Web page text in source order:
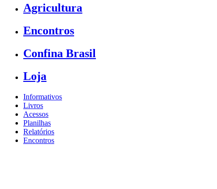
Agricultura
Encontros
Confina Brasil
Loja
Informativos
Livros
Acessos
Planilhas
Relatórios
Encontros